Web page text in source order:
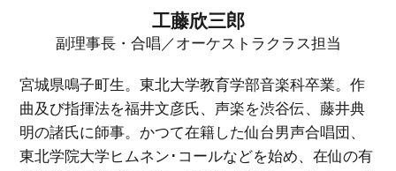
工藤欣三郎
副理事長・合唱／オーケストラクラス担当
宮城県鳴子町生。東北大学教育学部音楽科卒業。作
曲及び指揮法を福井文彦氏、声楽を渋谷伝、藤井典
明の諸氏に師事。かつて在籍した仙台男声合唱団、
東北学院大学ヒムネン･コールなどを始め、在仙の有